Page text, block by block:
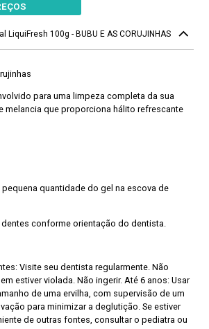
LiquiFresh 100g - BUBU E AS CORUJINHAS
para uma limpeza completa da sua
melancia que proporciona hálito refrescante
quantidade do gel na escova de
conforme orientação do dentista.
Visite seu dentista regularmente. Não
estiver violada. Não ingerir. Até 6 anos: Usar
de uma ervilha, com supervisão de um
para minimizar a deglutição. Se estiver
de outras fontes, consultar o pediatra ou